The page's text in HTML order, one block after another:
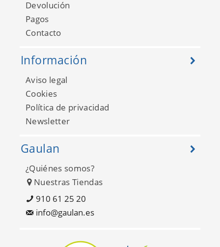
Devolución
Pagos
Contacto
Información
Aviso legal
Cookies
Política de privacidad
Newsletter
Gaulan
¿Quiénes somos?
Nuestras Tiendas
910 61 25 20
info@gaulan.es